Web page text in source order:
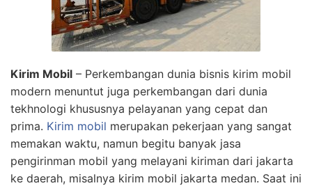
Kirim Mobil – Perkembangan dunia bisnis kirim mobil
modern menuntut juga perkembangan dari dunia
tekhnologi khususnya pelayanan yang cepat dan
prima. Kirim mobil merupakan pekerjaan yang sangat
memakan waktu, namun begitu banyak jasa
pengirinman mobil yang melayani kiriman dari jakarta
ke daerah, misalnya kirim mobil jakarta medan. Saat ini